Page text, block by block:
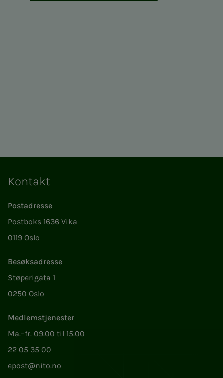
Kontakt
Postadresse
Postboks 1636 Vika
0119 Oslo
Besøksadresse
Støperigata 1
0250 Oslo
Medlemstjenester
Ma.–fr. 09.00 til 15.00
22 05 35 00
epost@nito.no